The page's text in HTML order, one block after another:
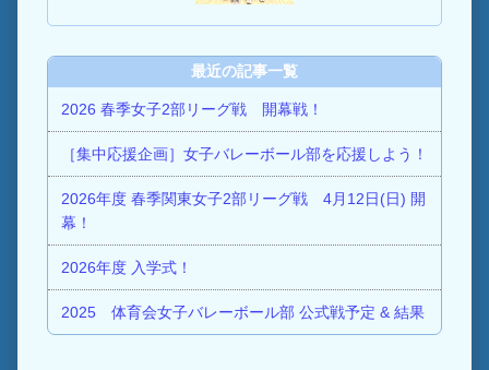
最近の記事一覧
2026 春季女子2部リーグ戦 開幕戦！
［集中応援企画］女子バレーボール部を応援しよう！
2026年度 春季関東女子2部リーグ戦 4月12日(日) 開
幕！
2026年度 入学式！
2025 体育会女子バレーボール部 公式戦予定 & 結果